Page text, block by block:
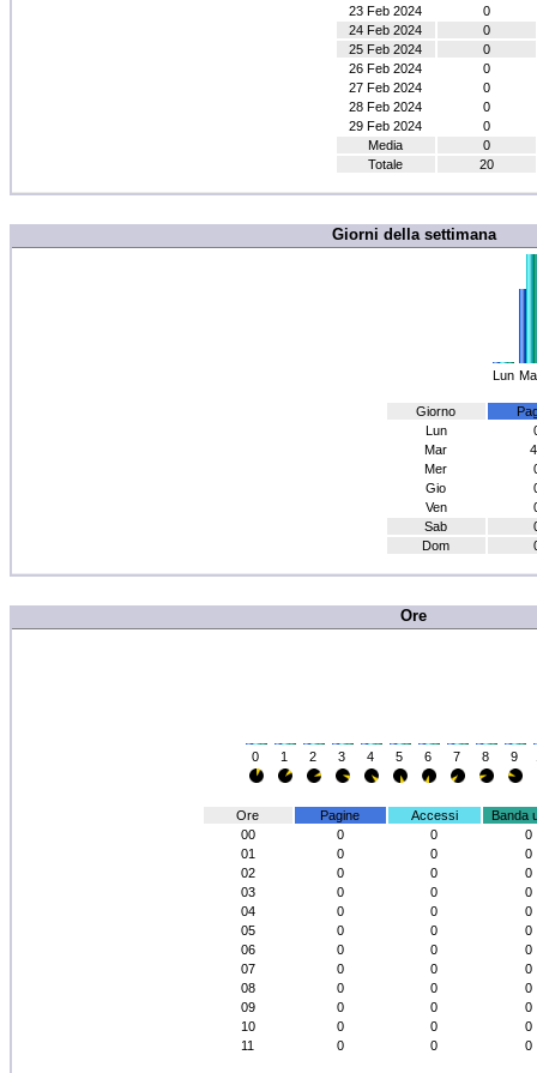
23 Feb 2024
0
24 Feb 2024
0
25 Feb 2024
0
26 Feb 2024
0
27 Feb 2024
0
28 Feb 2024
0
29 Feb 2024
0
Media
0
Totale
20
Giorni della settimana
Lun
Giorno
Lun
Mar
Mer
Gio
Ven
Sab
Dom
Ore
0 1 2 3 4 5 6 7 8 9
Ore Pagine Accessi
Banda
00
0 0
0
01
0 0
0
02
0 0
0
03
0 0
0
04
0 0
0
05
0 0
0
06
0 0
0
07
0 0
0
08
0 0
0
09
0 0
0
10
0 0
0
11
0 0 0